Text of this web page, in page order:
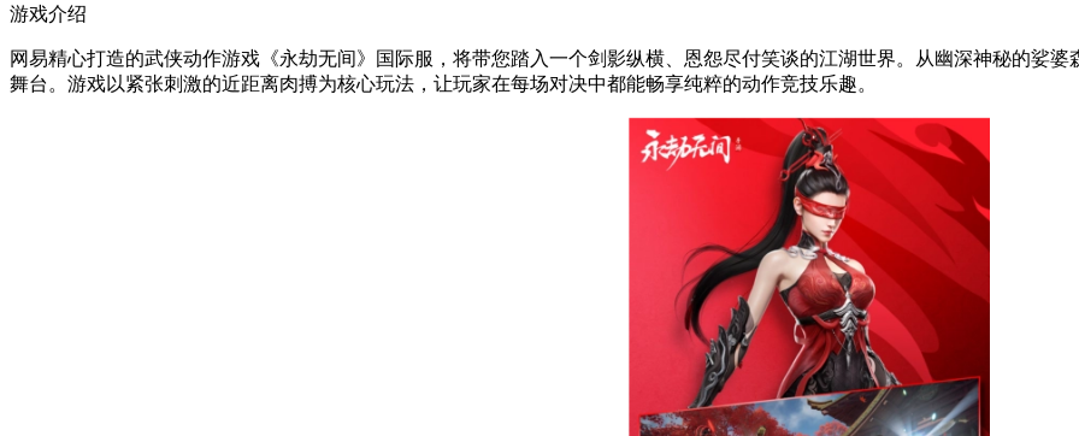
游戏介绍
网易精心打造的武侠动作游戏《永劫无间》国际服，将带您踏入一个剑影纵横、恩怨尽付笑谈的江湖世界。从幽深神秘的娑
舞台。游戏以紧张刺激的近距离肉搏为核心玩法，让玩家在每场对决中都能畅享纯粹的动作竞技乐趣。